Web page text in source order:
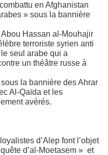
en Afghanistan
» sous la bannière
Hassan al-Mouhajir
terroriste syrien anti
seul arabe qui a
un théâtre russe à
la bannière des Ahrar
Al-Qaïda et les
avérés.
d’Alep font l’objet
d’al-Moetasem » et